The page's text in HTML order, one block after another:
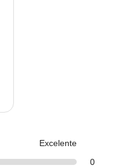
Excelente
0